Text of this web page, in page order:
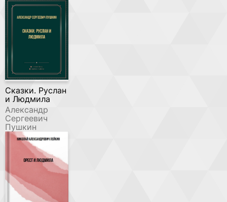
Сказки. Руслан
и Людмила
Александр
Сергеевич
Пушкин